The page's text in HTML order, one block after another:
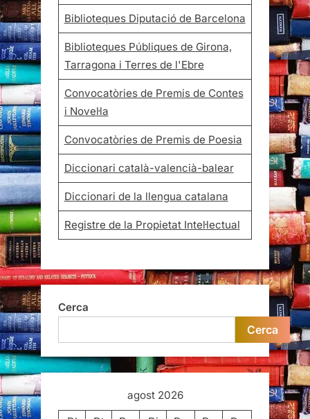
Biblioteques Diputació de Barcelona
Biblioteques Públiques de Girona,
Tarragona i Terres de l'Ebre
Convocatòries de Premis de Contes
i Novel·la
Convocatòries de Premis de Poesia
Diccionari català-valencià-balear
Diccionari de la llengua catalana
Registre de la Propietat Intel·lectual
Cerca
Cerca
agost 2026